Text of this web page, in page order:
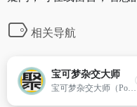
相关导航
宝可梦杂交大师
宝可梦杂交大师（Pokémon Breeder）自动地将两只宝可梦杂交在一起,创造新品种!。玩家可以通过交配不同种类的宝可梦来获得新的宝可梦种类，同时还可以遗传宝可梦的技能、性格和特性等特征